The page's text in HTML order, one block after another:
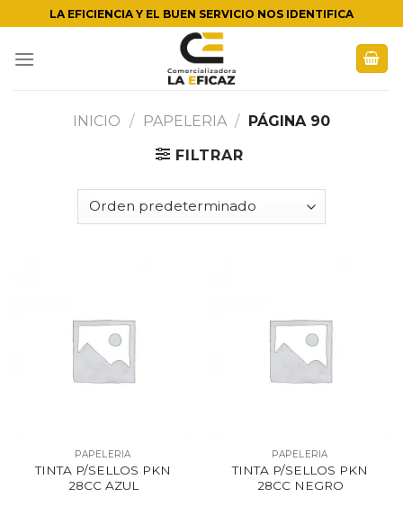
to
content
LA EFICIENCIA Y EL BUEN SERVICIO NOS IDENTIFICA
INICIO / PAPELERIA / PÁGINA 90
FILTRAR
PAPELERIA
TINTA P/SELLOS PKN
28CC AZUL
PAPELERIA
TINTA P/SELLOS PKN
28CC NEGRO